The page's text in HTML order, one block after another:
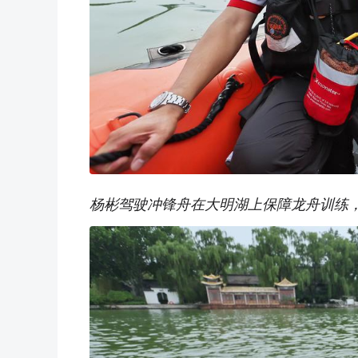
杨彬驾驶冲锋舟在大明湖上保障龙舟训练